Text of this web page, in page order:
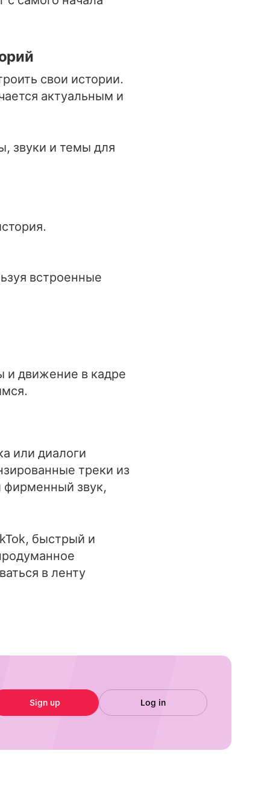
свои истории.
актуальным и
звуки и темы для
встроенные
и движение в кадре
или диалоги
треки из
фирменный звук,
быстрый и
в ленту
Sign up Log in